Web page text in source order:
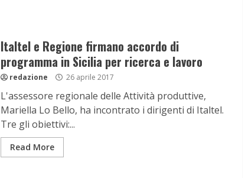
Italtel e Regione firmano accordo di
programma in Sicilia per ricerca e lavoro
redazione 26 aprile 2017
L'assessore regionale delle Attività produttive,
Mariella Lo Bello, ha incontrato i dirigenti di Italtel.
Tre gli obiettivi:...
Read More